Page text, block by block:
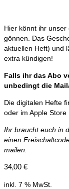
Hier könnt ihr
gönnen. Das
aktuellen Heft) und
extra kündigen!
Falls ihr das Abo
unbedingt die
Die digitalen Hefte
oder im Apple Store
Ihr braucht euch in
einen
mailen.
34,00 €
inkl. 7 % MwSt.